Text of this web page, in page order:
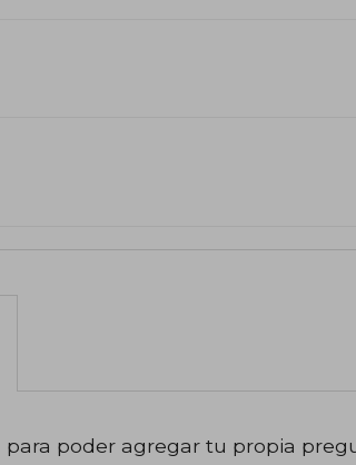
para poder agregar tu propia